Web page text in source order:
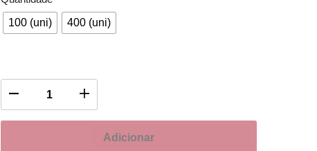
100 (uni)
400 (uni)
Adicionar